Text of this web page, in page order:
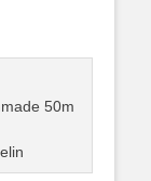
50m